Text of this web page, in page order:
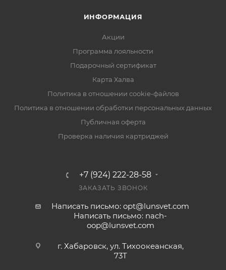
ИНФОРМАЦИЯ
Акции
Программа лояльности
Подарочный сертификат
Карта Халва
Политика в отношении cookie-файлов
Политика в отношении обработки персональных данных
Публичная оферта
Проверка наличия картриджей
+7 (924) 222-28-58
ЗАКАЗАТЬ ЗВОНОК
Написать письмо: opt@lunsvet.com
Написать письмо: nach-
oop@lunsvet.com
г. Хабаровск, ул. Тихоокеанская,
73Т